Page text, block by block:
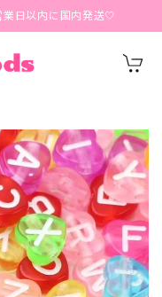
以内に国内発送🤍